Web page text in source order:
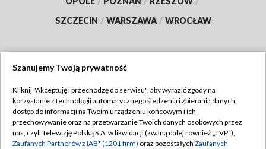
SZCZECIN / WARSZAWA / WROCŁAW
TVP
Abonament TVP
Emisja w TVP
Regulamin TVP
Polityka prywatności
Szanujemy Twoją prywatność
Kliknij "Akceptuję i przechodzę do serwisu", aby wyrazić zgody na
korzystanie z technologii automatycznego śledzenia i zbierania danych,
dostęp do informacji na Twoim urządzeniu końcowym i ich
przechowywanie oraz na przetwarzanie Twoich danych osobowych przez
nas, czyli Telewizję Polską S.A. w likwidacji (zwaną dalej również „TVP”),
Zaufanych Partnerów z IAB* (1201 firm) oraz pozostałych Zaufanych